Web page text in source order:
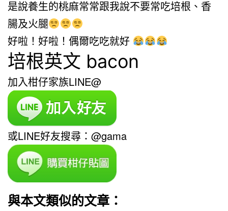
是說養生的桃麻常常跟我說不要常吃培根、香
腸及火腿
好啦！好啦！偶爾吃吃就好
培根英文 bacon
加入柑仔家族LINE@
或LINE好友搜尋：@gama
與本文類似的文章：